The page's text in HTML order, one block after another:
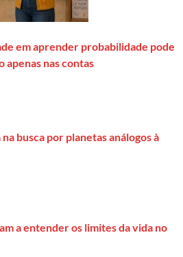
em aprender probabilidade pode
apenas nas contas
busca por planetas análogos à
a entender os limites da vida no